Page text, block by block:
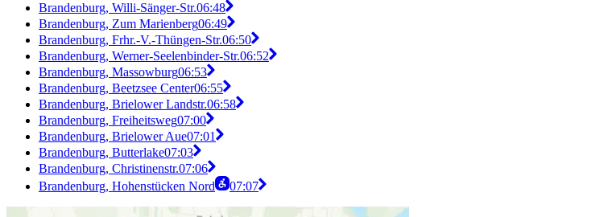
Brandenburg, Willi-Sänger-Str.06:48
Brandenburg, Zum Marienberg06:49
Brandenburg, Frhr.-V.-Thüngen-Str.06:50
Brandenburg, Werner-Seelenbinder-Str.06:52
Brandenburg, Massowburg06:53
Brandenburg, Beetzsee Center06:55
Brandenburg, Brielower Landstr.06:58
Brandenburg, Freiheitsweg07:00
Brandenburg, Brielower Aue07:01
Brandenburg, Butterlake07:03
Brandenburg, Christinenstr.07:06
Brandenburg, Hohenstücken Nord
07:07